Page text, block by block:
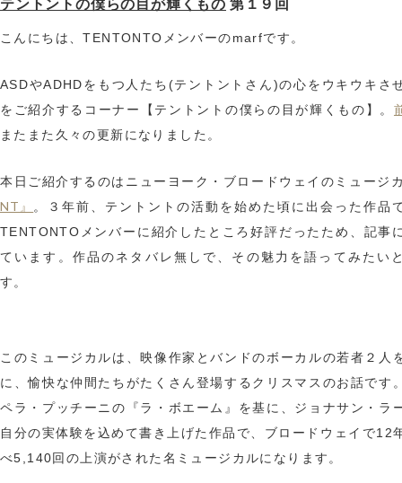
こんにちは、TENTONTOメンバーのmarfです。
ASDやADHDをもつ人たち(テントントさん)の心をウキウキさ
をご紹介するコーナー【テントントの僕らの目が輝くもの】。
またまた久々の更新になりました。
本日ご紹介するのはニューヨーク・ブロードウェイのミュージ
NT』
。３年前、テントントの活動を始めた頃に出会った作品
TENTONTOメンバーに紹介したところ好評だったため、記事
ています。作品のネタバレ無しで、その魅力を語ってみたい
す。
このミュージカルは、映像作家とバンドのボーカルの若者２人
に、愉快な仲間たちがたくさん登場するクリスマスのお話です
ペラ・プッチーニの『ラ・ボエーム』を基に、ジョナサン・ラ
自分の実体験を込めて書き上げた作品で、ブロードウェイで12
べ5,140回の上演がされた名ミュージカルになります。